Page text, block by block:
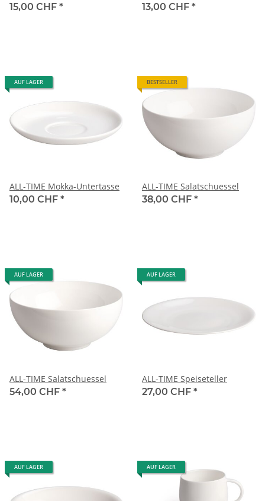
15,00 CHF *
13,00 CHF *
AUF LAGER
ALL-TIME Mokka-Untertasse
10,00 CHF *
BESTSELLER
ALL-TIME Salatschuessel
38,00 CHF *
AUF LAGER
ALL-TIME Salatschuessel
54,00 CHF *
AUF LAGER
ALL-TIME Speiseteller
27,00 CHF *
AUF LAGER AUF LAGER